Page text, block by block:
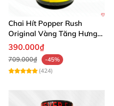
Chai Hít Popper Rush
Original Vàng Tăng Hưng
Phấn Mạnh 10ml
390.000₫
709.000₫
-45%
(424)